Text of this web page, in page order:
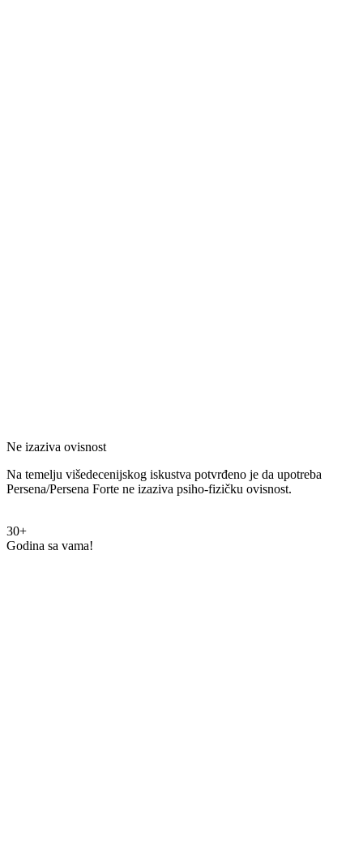
Ne izaziva ovisnost
Na temelju višedecenijskog iskustva potvrđeno je da upotreba
Persena/Persena Forte ne izaziva psiho-fizičku ovisnost.
30+
Godina sa vama!